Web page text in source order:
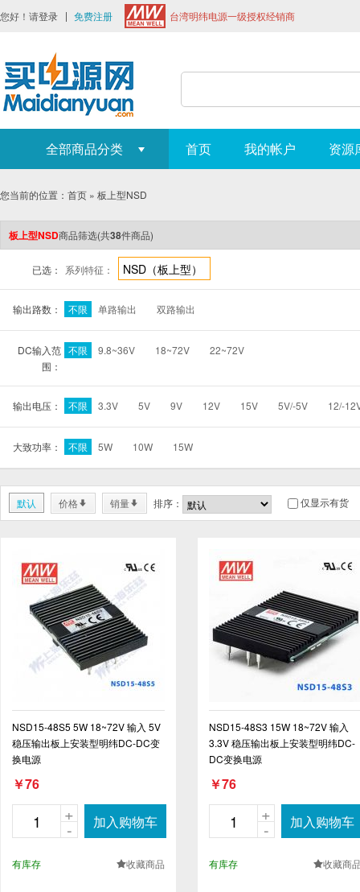
您好！请登录 免费注册 台湾明纬电源一级授权经销商
全部商品分类 首页 我的帐户 资源
您当前的位置： 首页 » 板上型NSD
板上型NSD商品筛选(共38件商品)
已选： 系列特征： NSD（板上型）
输出路数： 不限 单路输出 双路输出
DC输入范
围：
不限 9.8~36V 18~72V 22~72V
输出电压： 不限 3.3V 5V 9V 12V 15V 5V/-5V 12/-
大致功率： 不限 5W 10W 15W
默认 价格* 销量* 排序： 仅显示有货
NSD15-48S5 5W 18~72V 输入 5V
稳压输出板上安装型明纬DC-DC变
换电源
￥76
-
+ 加入购物车
有库存 .收藏商品
NSD15-48S3 15W 18~72V 输入
3.3V 稳压输出板上安装型明纬DC-
DC变换电源
￥76
-
+ 加入购物车
有库存 .收藏商